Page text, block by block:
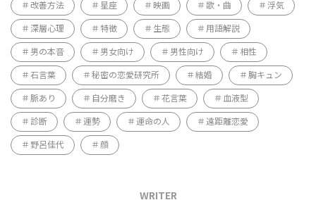
改善方法 星座 映画 歌・曲 浮気
深層心理 特徴 生態 用語解説
男の本音 男女向け 男性向け 相性
石言葉 秘密の恋愛研究所 結婚 胸キュン
脈あり 自分磨き 花言葉 血液型
診断 運勢 運命の人 遠距離恋愛
野呂佳代 顔